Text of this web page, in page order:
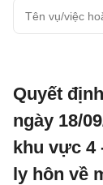
Quyết
ngày 18/
khu vực 4
ly hôn về